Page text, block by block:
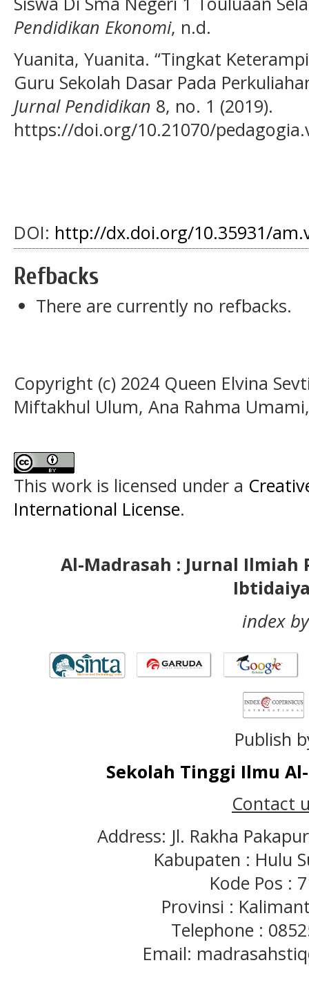
Pendidikan Ekonomi, n.d.
Yuanita, Yuanita. “Tingkat
Guru Sekolah Dasar Pada
Jurnal Pendidikan 8, no. 1 (2019).
https://doi.org/10.21070/
DOI: http://dx.doi.org/10.35931/
Refbacks
There are currently no refbacks.
Copyright (c) 2024 Queen Elvina
Miftakhul Ulum, Ana Rahma
This work is licensed under a
International License.
Al-Madrasah : Jurnal Ilmiah
index
Publish
Sekolah Tinggi Ilmu
Contact
Address: Jl. Rakha
Kabupaten : Hulu
Kode Pos :
Provinsi :
Telephone :
Email: